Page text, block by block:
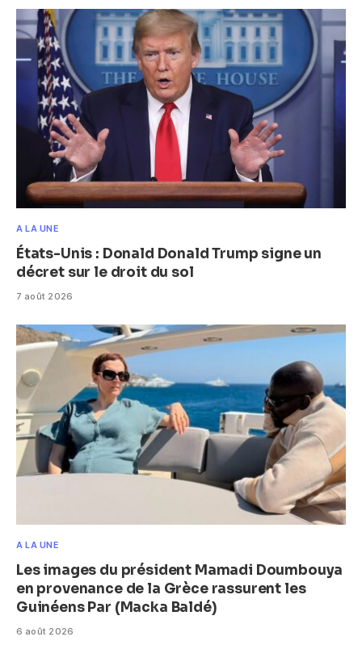
A LA UNE
États-Unis : Donald Donald Trump signe un
décret sur le droit du sol
7 août 2026
A LA UNE
Les images du président Mamadi Doumbouya
en provenance de la Grèce rassurent les
Guinéens Par (Macka Baldé)
6 août 2026